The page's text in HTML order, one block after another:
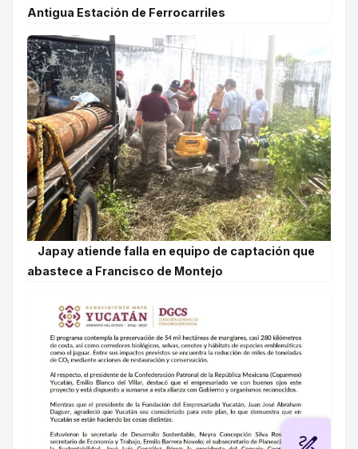
Antigua Estación de Ferrocarriles
Japay atiende falla en equipo de captación que
abastece a Francisco de Montejo